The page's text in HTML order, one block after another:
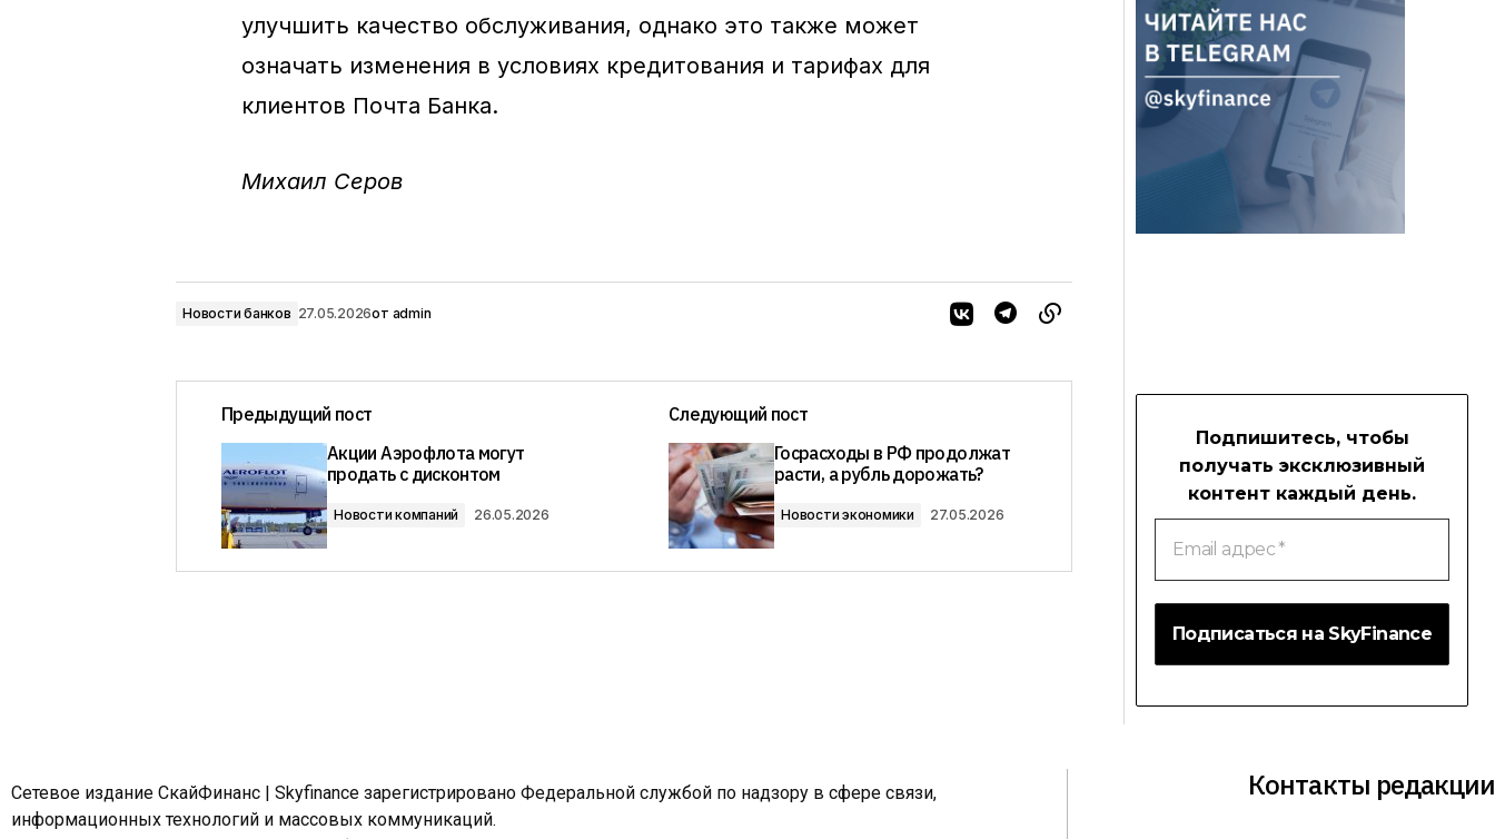
улучшить качество обслуживания, однако это также может
означать изменения в условиях кредитования и тарифах для
клиентов Почта Банка.
Михаил Серов
Новости банков 27.05.2026от admin
Предыдущий пост
Акции Аэрофлота могут
продать с дисконтом
Новости компаний 26.05.2026
Следующий пост
Госрасходы в РФ продолжат
расти, а рубль дорожать?
Новости экономики 27.05.2026
Подпишитесь, чтобы
получать эксклюзивный
контент каждый день.
адрес
Сетевое издание СкайФинанс | Skyfinance зарегистрировано Федеральной службой по надзору в сфере связи,
информационных технологий и массовых коммуникаций.
Контакты редакции